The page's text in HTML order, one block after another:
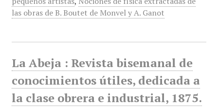
las obras de B. Boutet de Monvel y A. Ganot
La Abeja : Revista bisemanal de
conocimientos útiles, dedicada a
la clase obrera e industrial, 1875.